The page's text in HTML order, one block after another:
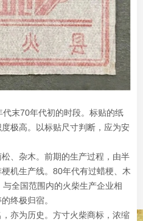
末70年代初的时段。标贴的纸
极高。以标贴尺寸判断，应为安
、杂木。前期的生产过程，由半
机生产线。80年代有过蜡梗、木
全国范围内的火柴生产企业相
终极归宿。
亦为历史。方寸火柴商标，浓缩